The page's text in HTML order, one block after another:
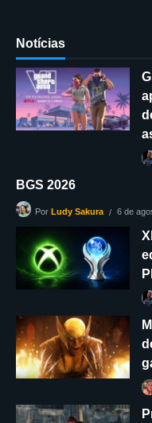
Notícias
BGS 2026
Por Ludy Sakura 6 de